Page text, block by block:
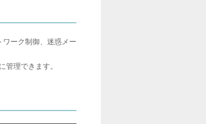
ーク制御、迷惑メー
管理できます。